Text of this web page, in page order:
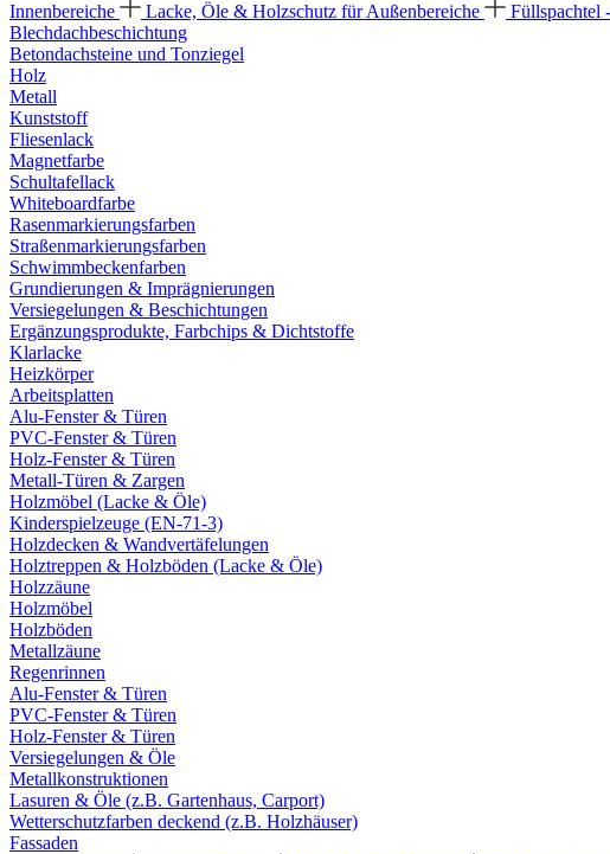
Innenbereiche
Lacke, Öle & Holzschutz für Außenbereiche
Füllspachtel
Blechdachbeschichtung
Betondachsteine und Tonziegel
Holz
Metall
Kunststoff
Fliesenlack
Magnetfarbe
Schultafellack
Whiteboardfarbe
Rasenmarkierungsfarben
Straßenmarkierungsfarben
Schwimmbeckenfarben
Grundierungen & Imprägnierungen
Versiegelungen & Beschichtungen
Ergänzungsprodukte, Farbchips & Dichtstoffe
Klarlacke
Heizkörper
Arbeitsplatten
Alu-Fenster & Türen
PVC-Fenster & Türen
Holz-Fenster & Türen
Metall-Türen & Zargen
Holzmöbel (Lacke & Öle)
Kinderspielzeuge (EN-71-3)
Holzdecken & Wandvertäfelungen
Holztreppen & Holzböden (Lacke & Öle)
Holzzäune
Holzmöbel
Holzböden
Metallzäune
Regenrinnen
Alu-Fenster & Türen
PVC-Fenster & Türen
Holz-Fenster & Türen
Versiegelungen & Öle
Metallkonstruktionen
Lasuren & Öle (z.B. Gartenhaus, Carport)
Wetterschutzfarben deckend (z.B. Holzhäuser)
Fassaden